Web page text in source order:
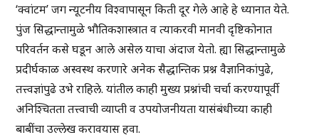
‘क्वांटम’ जग न्यूटनीय विश्वापासून किती दूर गेले आहे हे ध्यानात येते.
पुंज सिद्धान्तामुळे भौतिकशास्त्रात व त्याकरवी मानवी दृष्टिकोनात
परिवर्तन कसे घडून आले असेल याचा अंदाज येतो. ह्या सिद्धान्तामुळे
प्रदीर्घकाळ अस्वस्थ करणारे अनेक सैद्धान्तिक प्रश्न वैज्ञानिकांपुढे,
तत्त्वज्ञांपुढे उभे राहिले. यांतील काही मुख्य प्रश्नांची चर्चा करण्यापूर्वी
अनिश्चितता तत्त्वाची व्याप्ती व उपयोजनीयता यासंबंधीच्या काही
बाबींचा उल्लेख करावयास हवा.